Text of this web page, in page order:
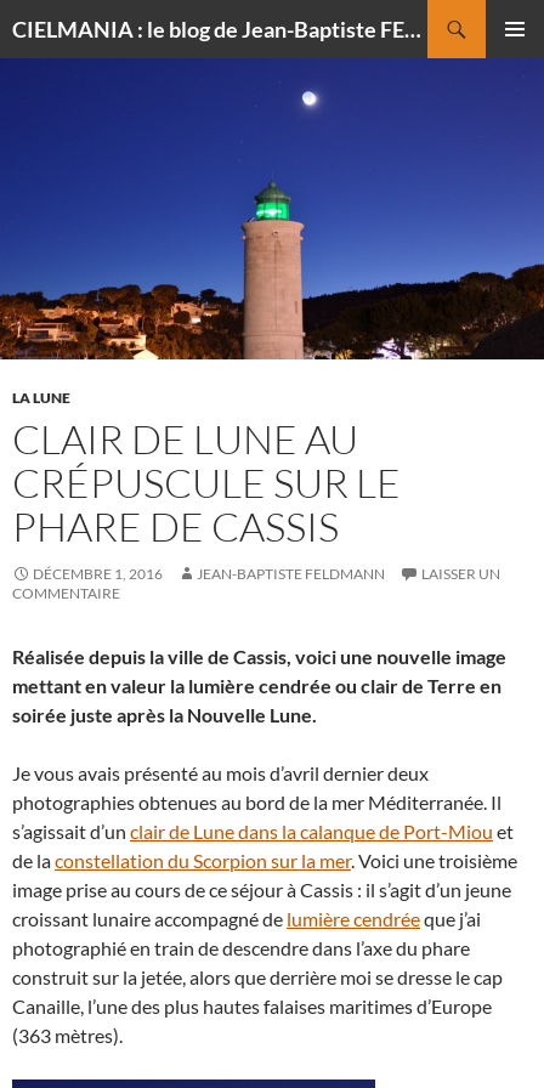
CIELMANIA : le blog de Jean-Baptiste FELDMANN, photographe du ciel
LA LUNE
CLAIR DE LUNE AU
CRÉPUSCULE SUR LE
PHARE DE CASSIS
DÉCEMBRE 1, 2016 JEAN-BAPTISTE FELDMANN
LAISSER UN
COMMENTAIRE
Réalisée depuis la ville de Cassis, voici une nouvelle image
mettant en valeur la lumière cendrée ou clair de Terre en
soirée juste après la Nouvelle Lune.
Je vous avais présenté au mois d’avril dernier deux
photographies obtenues au bord de la mer Méditerranée. Il
s’agissait d’un clair de Lune dans la calanque de Port-Miou et
de laconstellation du Scorpion sur la mer. Voici une troisième
image prise au cours de ce séjour à Cassis : il s’agit d’un jeune
croissant lunaire accompagné de lumière cendréeque j’ai
photographié en train de descendre dans l’axe du phare
construit sur la jetée, alors que derrière moi se dresse le cap
Canaille, l’une des plus hautes falaises maritimes d’Europe
(363 mètres).